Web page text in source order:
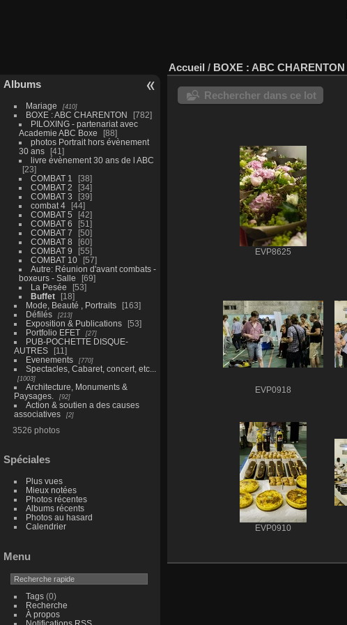
Albums
Mariage 410
BOXE : ABC CHARENTON
782
PILOXING - partenariat avec
Academie ABC Boxe
88
photos Portrait hors évènement
30 ans
41
livre évènement 30 ans de l ABC
23
COMBAT 1
38
COMBAT 2
34
COMBAT 3
39
combat 4
44
COMBAT 5
42
COMBAT 6
51
COMBAT 7
50
COMBAT 8
60
COMBAT 9
55
COMBAT 10
57
Autre: Réunion d'avant combats -
boxeurs - Salle
69
La Pesée
53
Buffet
18
Mode, Beauté , Portraits
163
Défilés
213
Exposition & Publications
53
Portfolio EFET
27
PUB-POCHETTE DISQUE-
AUTRES
11
Evenements
770
Spectacles, Cabaret, concert, etc...
1003
Architecture, Monuments &
Paysages.
92
Action & soutien a des causes
associatives
2
3526 photos
Spéciales
Plus vues
Mieux notées
Photos récentes
Albums récents
Photos au hasard
Calendrier
Menu
Tags(0)
Recherche
À propos
Accueil / BOXE : ABC CHARENTON
Rechercher dans ce lot
EVP8625
EVP0918
EVP0910